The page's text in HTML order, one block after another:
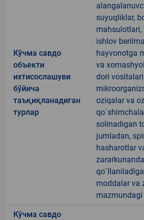
Кўчма савдо
объекти
ихтисослашуви
бўйича
таъқиқланадиган
турлар
suyuqliklar,
mahsulotlari,
ishlov
hayvonotga
va
dori
oziqalar va
solinadigan
jumladan,
hasharotlar
moddalar va
Кўчма савдо